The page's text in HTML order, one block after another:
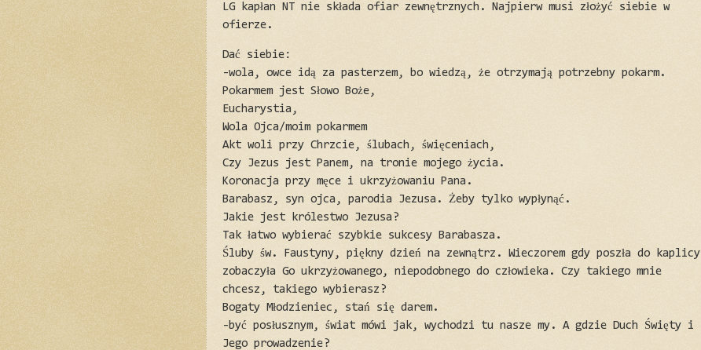
LG kapłan NT nie składa ofiar zewnętrznych. Najpierw musi złożyć siebie w
ofierze.
Dać siebie:
-wola, owce idą za pasterzem, bo wiedzą, że otrzymają potrzebny pokarm.
Pokarmem jest Słowo Boże,
Eucharystia,
Wola Ojca/moim pokarmem
Akt woli przy Chrzcie, ślubach, święceniach,
Czy Jezus jest Panem, na tronie mojego życia.
Koronacja przy męce i ukrzyżowaniu Pana.
Barabasz, syn ojca, parodia Jezusa. Żeby tylko wypłynąć.
Jakie jest królestwo Jezusa?
Tak łatwo wybierać szybkie sukcesy Barabasza.
Śluby św. Faustyny, piękny dzień na zewnątrz. Wieczorem gdy poszła do kaplicy
zobaczyła Go ukrzyżowanego, niepodobnego do człowieka. Czy takiego mnie
chcesz, takiego wybierasz?
Bogaty Młodzieniec, stań się darem.
-być posłusznym, świat mówi jak, wychodzi tu nasze my. A gdzie Duch Święty i
Jego prowadzenie?